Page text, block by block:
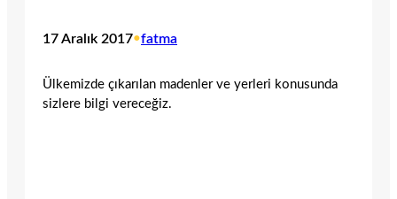
17 Aralık 2017•fatma
Ülkemizde çıkarılan madenler ve yerleri konusunda
sizlere bilgi vereceğiz.